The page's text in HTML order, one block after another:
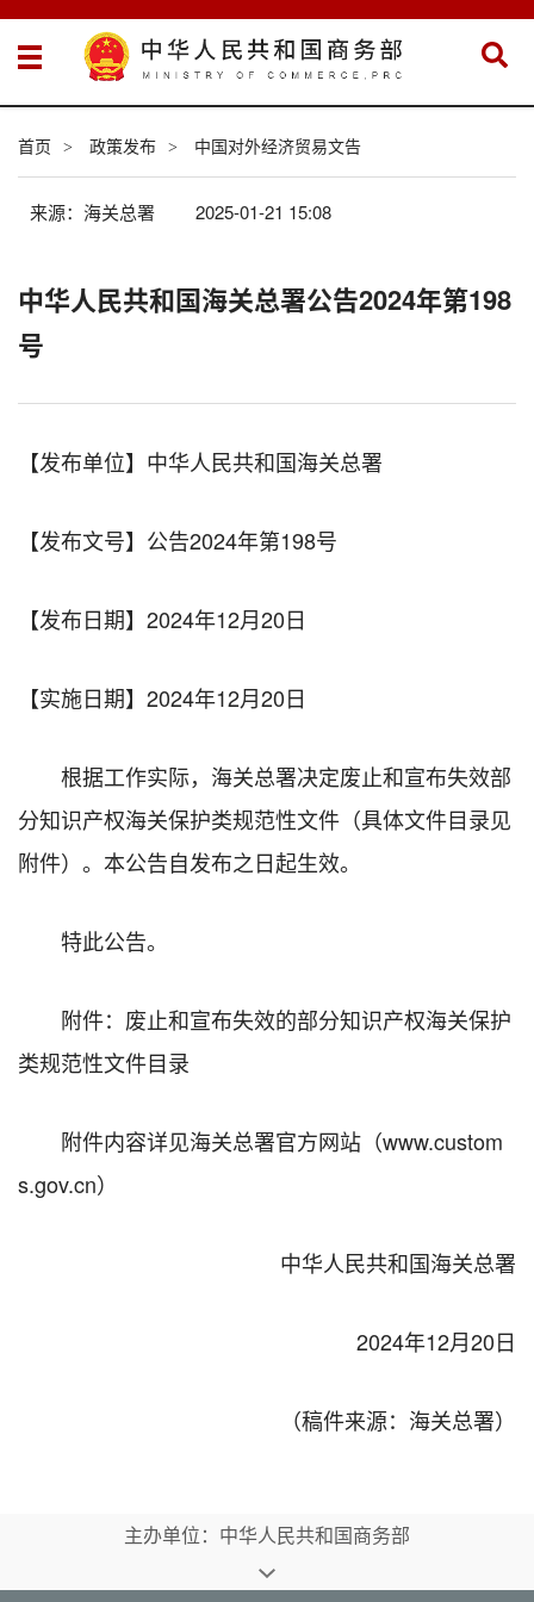
首页 > 政策发布 > 中国对外经济贸易文告
来源：海关总署 2025-01-21 15:08
中华人民共和国海关总署公告2024年第198
号
【发布单位】中华人民共和国海关总署
【发布文号】 公告2024年第198号
【发布日期】 2024年12月20日
【实施日期】 2024年12月20日
根据工作实际，海关总署决定废止和宣布失效部
分知识产权海关保护类规范性文件（具体文件目录见
附件）。本公告自发布之日起生效。
特此公告。
附件：废止和宣布失效的部分知识产权海关保护
类规范性文件目录
附件内容详见海关总署官方网站（www.custom
s.gov.cn）
中华人民共和国海关总署
2024年12月20日
（稿件来源：海关总署）
主办单位：中华人民共和国商务部